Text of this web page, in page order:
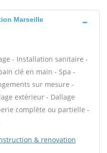
Marseille
- Installation sanitaire -
clé en main - Spa -
sur mesure -
extérieur - Dallage
complète ou partielle -
& renovation